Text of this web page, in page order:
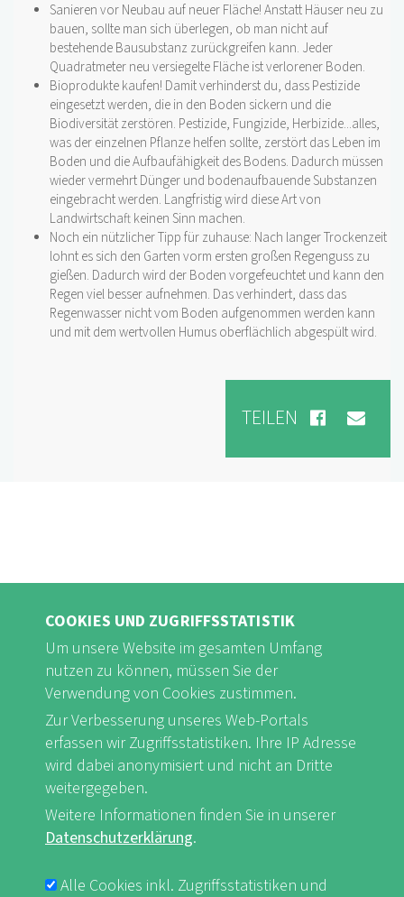
Sanieren vor Neubau auf neuer Fläche! Anstatt Häuser neu zu
bauen, sollte man sich überlegen, ob man nicht auf
bestehende Bausubstanz zurückgreifen kann. Jeder
Quadratmeter neu versiegelte Fläche ist verlorener Boden.
Bioprodukte kaufen! Damit verhinderst du, dass Pestizide
eingesetzt werden, die in den Boden sickern und die
Biodiversität zerstören. Pestizide, Fungizide, Herbizide...alles,
was der einzelnen Pflanze helfen sollte, zerstört das Leben im
Boden und die Aufbaufähigkeit des Bodens. Dadurch müssen
wieder vermehrt Dünger und bodenaufbauende Substanzen
eingebracht werden. Langfristig wird diese Art von
Landwirtschaft keinen Sinn machen.
Noch ein nützlicher Tipp für zuhause: Nach langer Trockenzeit
lohnt es sich den Garten vorm ersten großen Regenguss zu
gießen. Dadurch wird der Boden vorgefeuchtet und kann den
Regen viel besser aufnehmen. Das verhindert, dass das
Regenwasser nicht vom Boden aufgenommen werden kann
und mit dem wertvollen Humus oberflächlich abgespült wird.
TEILEN
FB Youtube Instagram
FUSSBEREICHSMENÜ
Impressum & Datenschutz nf-int.org
COOKIES UND ZUGRIFFSSTATISTIK
Um unsere Website im gesamten Umfang
nutzen zu können, müssen Sie der
Verwendung von Cookies zustimmen.
Zur Verbesserung unseres Web-Portals
erfassen wir Zugriffsstatistiken. Ihre IP Adresse
wird dabei anonymisiert und nicht an Dritte
weitergegeben.
Weitere Informationen finden Sie in unserer
Datenschutzerklärung.
Alle Cookies inkl. Zugriffsstatistiken und